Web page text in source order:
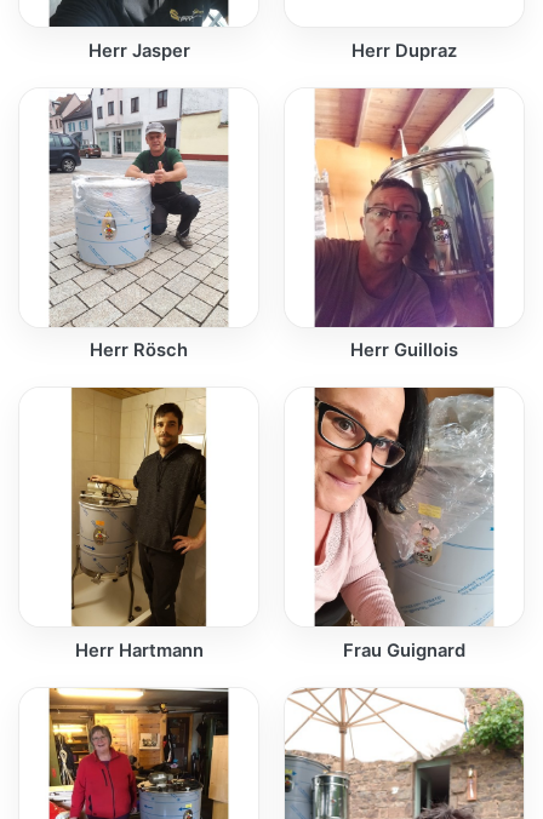
Herr Jasper Herr Dupraz
Herr Rösch Herr Guillois
Herr Hartmann Frau Guignard